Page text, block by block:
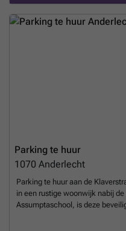
Parking te huur
1070 Anderlecht
Parking te huur aan de
in een rustige woonwijk nabij
Assumptaschool, is deze
bereikbaar met het openbaar